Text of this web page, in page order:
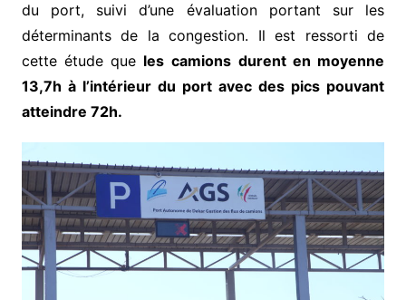
du port, suivi d’une évaluation portant sur les
déterminants de la congestion. Il est ressorti de
cette étude que les camions durent en moyenne
13,7h à l’intérieur du port avec des pics pouvant
atteindre 72h.